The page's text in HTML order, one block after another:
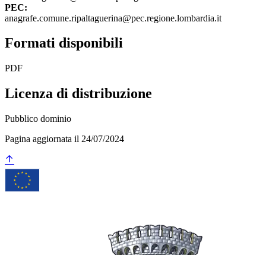
PEC:
anagrafe.comune.ripaltaguerina@pec.regione.lombardia.it
Formati disponibili
PDF
Licenza di distribuzione
Pubblico dominio
Pagina aggiornata il 24/07/2024